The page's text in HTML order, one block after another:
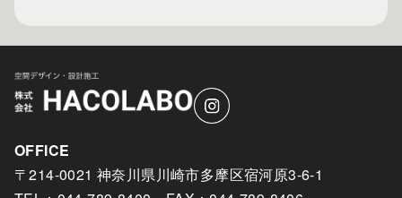
OFFICE
〒214-0021 神奈川県川崎市多摩区宿河原3-6-1